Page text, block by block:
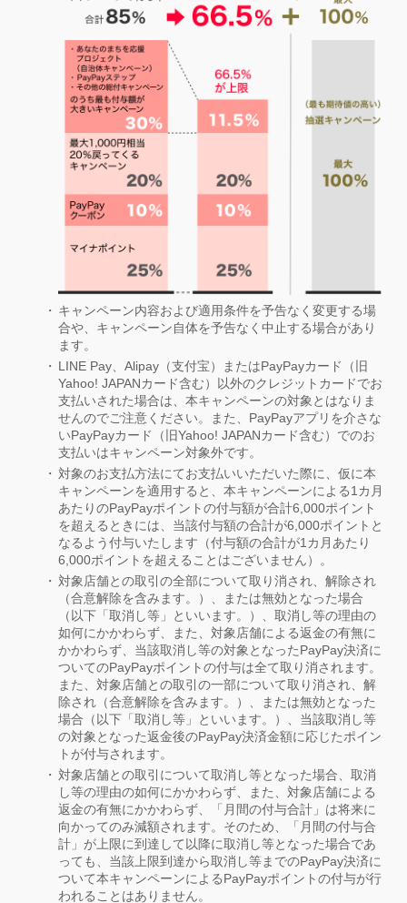
キャンペーン内容および適用条件を予告なく変更する場
合や、キャンペーン自体を予告なく中止する場合があり
ます。
LINE Pay、Alipay（支付宝）またはPayPayカード（旧
Yahoo! JAPANカード含む）以外のクレジットカードでお
支払いされた場合は、本キャンペーンの対象とはなりま
せんのでご注意ください。また、PayPayアプリを介さな
いPayPayカード（旧Yahoo! JAPANカード含む）でのお
支払いはキャンペーン対象外です。
対象のお支払方法にてお支払いいただいた際に、仮に本
キャンペーンを適用すると、本キャンペーンによる1カ月
あたりのPayPayポイントの付与額が合計6,000ポイント
を超えるときには、当該付与額の合計が6,000ポイントと
なるよう付与いたします（付与額の合計が1カ月あたり
6,000ポイントを超えることはございません）。
対象店舗との取引の全部について取り消され、解除され
（合意解除を含みます。）、または無効となった場合
（以下「取消し等」といいます。）、取消し等の理由の
如何にかかわらず、また、対象店舗による返金の有無に
かかわらず、当該取消し等の対象となったPayPay決済に
ついてのPayPayポイントの付与は全て取り消されます。
また、対象店舗との取引の一部について取り消され、解
除され（合意解除を含みます。）、または無効となった
場合（以下「取消し等」といいます。）、当該取消し等
の対象となった返金後のPayPay決済金額に応じたポイン
トが付与されます。
対象店舗との取引について取消し等となった場合、取消
し等の理由の如何にかかわらず、また、対象店舗による
返金の有無にかかわらず、「月間の付与合計」は将来に
向かってのみ減額されます。そのため、「月間の付与合
計」が上限に到達して以降に取消し等となった場合であ
っても、当該上限到達から取消し等までのPayPay決済に
ついて本キャンペーンによるPayPayポイントの付与が行
われることはありません。